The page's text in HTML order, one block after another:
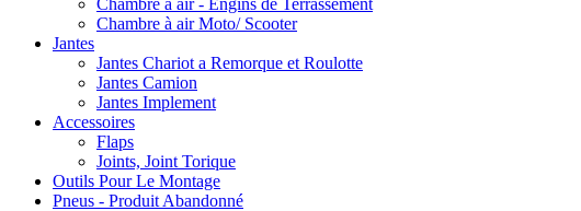
Chambre à air - Engins de Terrassement
Chambre à air Moto/ Scooter
Jantes
Jantes Chariot a Remorque et Roulotte
Jantes Camion
Jantes Implement
Accessoires
Flaps
Joints, Joint Torique
Outils Pour Le Montage
Pneus - Produit Abandonné